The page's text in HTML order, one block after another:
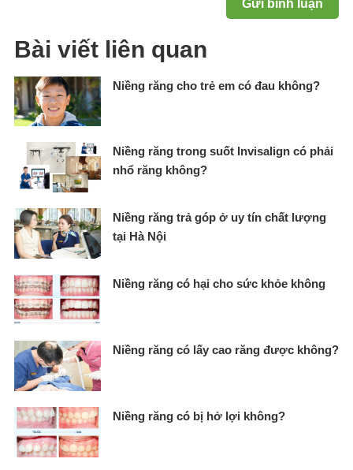
Bài viết liên quan
Niềng răng cho trẻ em có đau không?
Niềng răng trong suốt Invisalign có phải
nhổ răng không?
Niềng răng trả góp ở uy tín chất lượng
tại Hà Nội
Niềng răng có hại cho sức khỏe không
Niềng răng có lấy cao răng được không​?
Niềng răng có bị hở lợi không?